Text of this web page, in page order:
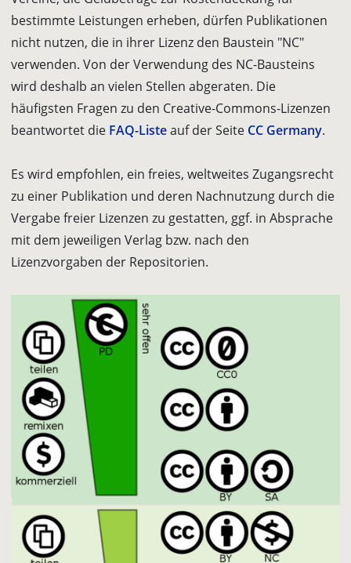
bestimmte Leistungen erheben, dürfen Publikationen
nicht nutzen, die in ihrer Lizenz den Baustein "NC"
verwenden. Von der Verwendung des NC-Bausteins
wird deshalb an vielen Stellen abgeraten. Die
häufigsten Fragen zu den Creative-Commons-Lizenzen
beantwortet die FAQ-Listeauf der Seite CC Germany.
Es wird empfohlen, ein freies, weltweites Zugangsrecht
zu einer Publikation und deren Nachnutzung durch die
Vergabe freier Lizenzen zu gestatten, ggf. in Absprache
mit dem jeweiligen Verlag bzw. nach den
Lizenzvorgaben der Repositorien.